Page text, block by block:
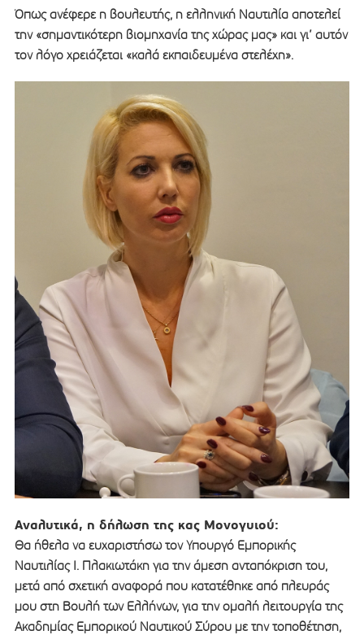
Όπως ανέφερε η βουλευτής, η ελληνική Ναυτιλία αποτελεί
την «σημαντικότερη βιομηχανία της χώρας μας» και γι’ αυτόν
τον λόγο χρειάζεται «καλά εκπαιδευμένα στελέχη».
Αναλυτικά, η δήλωση της κας Μονογυιού:
Θα ήθελα να ευχαριστήσω τον Υπουργό Εμπορικής
Ναυτιλίας Ι. Πλακιωτάκη για την άμεση ανταπόκριση του,
μετά από σχετική αναφορά που κατατέθηκε από πλευράς
μου στη Βουλή των Ελλήνων, για την ομαλή λειτουργία της
Ακαδημίας Εμπορικού Ναυτικού Σύρου με την τοποθέτηση,